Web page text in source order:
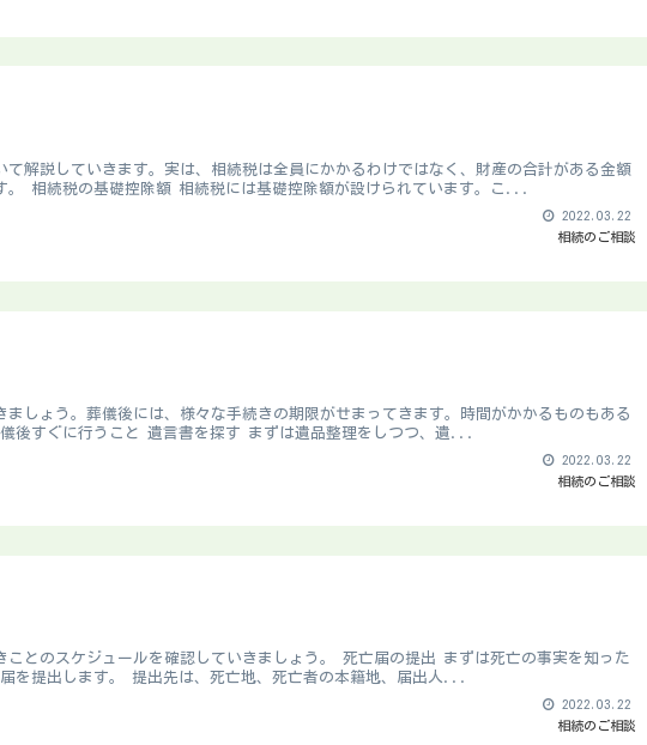
解説していきます。実は、相続税は全員にかかるわけではなく、財産の合計がある金額
。 相続税の基礎控除額 相続税には基礎控除額が設けられています。こ...
2022.03.22
相続のご相談
しょう。葬儀後には、様々な手続きの期限がせまってきます。時間がかかるものもある
後すぐに行うこと 遺言書を探す まずは遺品整理をしつつ、遺...
2022.03.22
相続のご相談
ことのスケジュールを確認していきましょう。 死亡届の提出 まずは死亡の事実を知った
を提出します。 提出先は、死亡地、死亡者の本籍地、届出人...
2022.03.22
相続のご相談